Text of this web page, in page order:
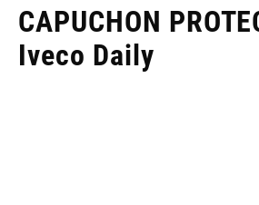
CAPUCHON
Iveco Daily